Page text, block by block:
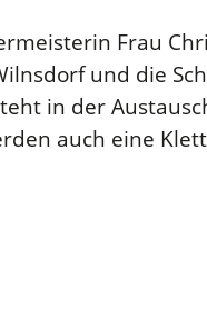
Frau
und die
in der
auch eine